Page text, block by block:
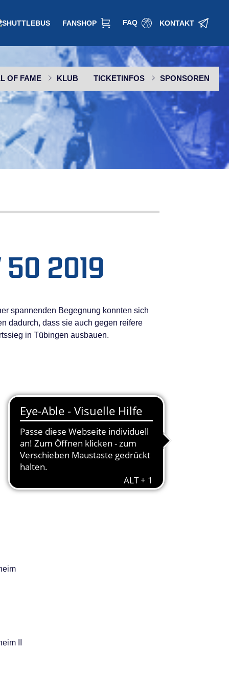
FANSHOP FAQ KONTAKT
OF FAME KLUB TICKETINFOS SPONSOREN
SPONSOR WERDEN
50 2019
spannenden Begegnung konnten sich
dadurch, dass sie auch gegen reifere
in Tübingen ausbauen.
II